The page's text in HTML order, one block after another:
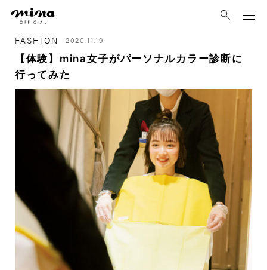
FASHION 2020.11.19
【体験】mina女子がパーソナルカラー診断に
行ってみた